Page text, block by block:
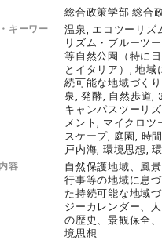
総合政策学部 総合
キーワー
温泉, エコツーリズ
リズム・ブルーツ
等自然公園（特に
とイタリア）, 地域
続可能な地域づく
泉, 発酵, 自然歩道,
キャンパスツーリ
メント, マイクロツ
スケープ, 庭園, 時
戸内海, 環境思想,
容
自然保護地域、風
行事等の地域に息
た持続可能な地域
ジーカレンダー、
の歴史、景観保全
境思想